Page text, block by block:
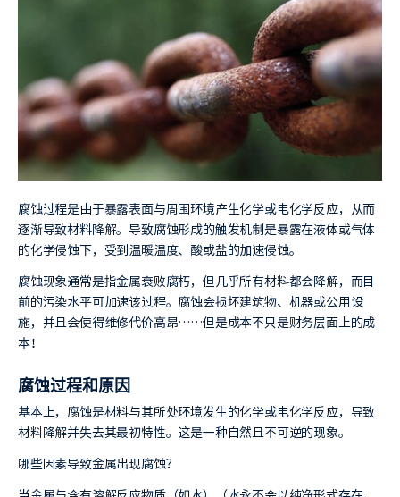
腐蚀过程是由于暴露表面与周围环境产生化学或电化学反应，从而
逐渐导致材料降解。导致腐蚀形成的触发机制是暴露在液体或气体
的化学侵蚀下，受到温暖温度、酸或盐的加速侵蚀。
腐蚀现象通常是指金属衰败腐朽，但几乎所有材料都会降解，而目
前的污染水平可加速该过程。腐蚀会损坏建筑物、机器或公用设
施，并且会使得维修代价高昂……但是成本不只是财务层面上的成
本！
腐蚀过程和原因
基本上，腐蚀是材料与其所处环境发生的化学或电化学反应，导致
材料降解并失去其最初特性。这是一种自然且不可逆的现象。
哪些因素导致金属出现腐蚀？